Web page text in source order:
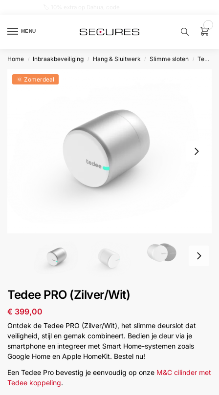
MENU
product…
Alarmsystemen
&
Branddetectie
Inbraakbeveiliging
Merken
Home / Inbraakbeveiliging / Hang & Sluitwerk / Slimme sloten / Tedee Pro
🌞 Zomerdeal
Tedee PRO (Zilver/Wit)
€ 399,00
Ontdek de Tedee PRO (Zilver/Wit), het slimme deurslot dat
veiligheid, stijl en gemak combineert. Bedien je deur via je
smartphone en integreer met Smart Home-systemen zoals
Google Home en Apple HomeKit. Bestel nu!
Een Tedee Pro bevestig je eenvoudig op onze M&C cilinder met
Tedee koppeling.